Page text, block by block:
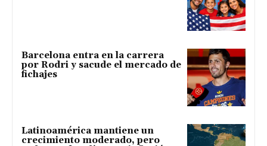
Barcelona entra en la carrera
por Rodri y sacude el mercado de
fichajes
Latinoamérica mantiene un
crecimiento moderado, pero